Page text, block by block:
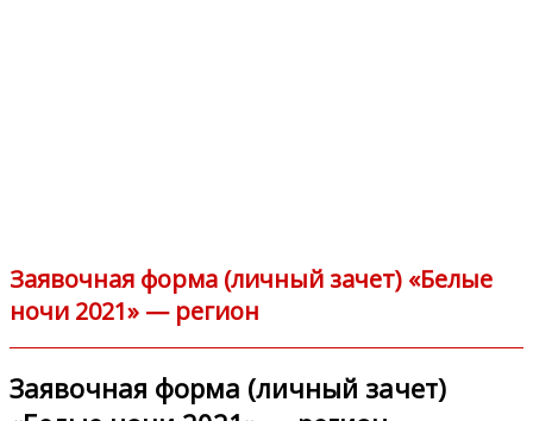
Заявочная форма (личный зачет) «Белые
ночи 2021» — регион
Заявочная форма (личный зачет)